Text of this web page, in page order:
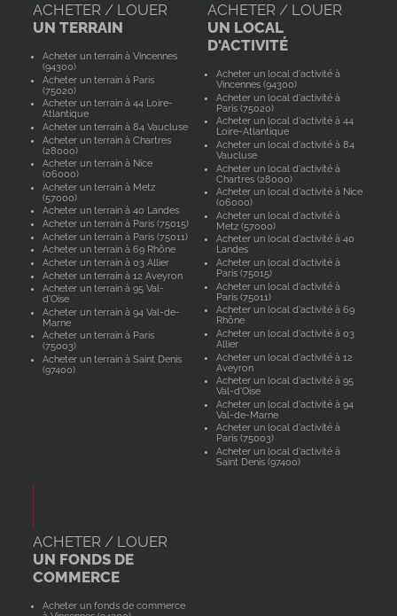
ACHETER / LOUER
UN TERRAIN
Acheter un terrain à Vincennes
(94300)
Acheter un terrain à Paris
(75020)
Acheter un terrain à 44 Loire-
Atlantique
Acheter un terrain à 84 Vaucluse
Acheter un terrain à Chartres
(28000)
Acheter un terrain à Nice
(06000)
Acheter un terrain à Metz
(57000)
Acheter un terrain à 40 Landes
Acheter un terrain à Paris (75015)
Acheter un terrain à Paris (75011)
Acheter un terrain à 69 Rhône
Acheter un terrain à 03 Allier
Acheter un terrain à 12 Aveyron
Acheter un terrain à 95 Val-
d'Oise
Acheter un terrain à 94 Val-de-
Marne
Acheter un terrain à Paris
(75003)
Acheter un terrain à Saint Denis
(97400)
ACHETER / LOUER
UN LOCAL
D'ACTIVITÉ
Acheter un local d'activité à
Vincennes (94300)
Acheter un local d'activité à
Paris (75020)
Acheter un local d'activité à 44
Loire-Atlantique
Acheter un local d'activité à 84
Vaucluse
Acheter un local d'activité à
Chartres (28000)
Acheter un local d'activité à Nice
(06000)
Acheter un local d'activité à
Metz (57000)
Acheter un local d'activité à 40
Landes
Acheter un local d'activité à
Paris (75015)
Acheter un local d'activité à
Paris (75011)
Acheter un local d'activité à 69
Rhône
Acheter un local d'activité à 03
Allier
Acheter un local d'activité à 12
Aveyron
Acheter un local d'activité à 95
Val-d'Oise
Acheter un local d'activité à 94
Val-de-Marne
Acheter un local d'activité à
Paris (75003)
Acheter un local d'activité à
Saint Denis (97400)
ACHETER / LOUER
UN FONDS DE
COMMERCE
Acheter un fonds de commerce